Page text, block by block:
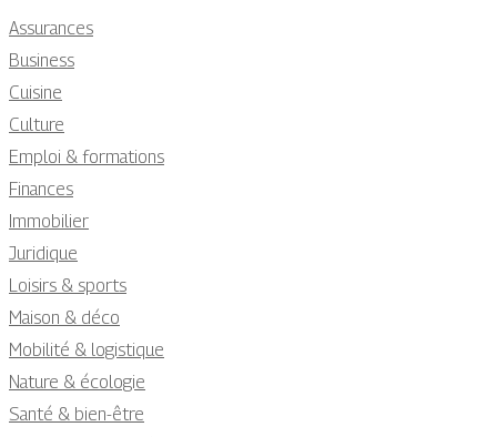
Assurances
Business
Cuisine
Culture
Emploi & formations
Finances
Immobilier
Juridique
Loisirs & sports
Maison & déco
Mobilité & logistique
Nature & écologie
Santé & bien-être